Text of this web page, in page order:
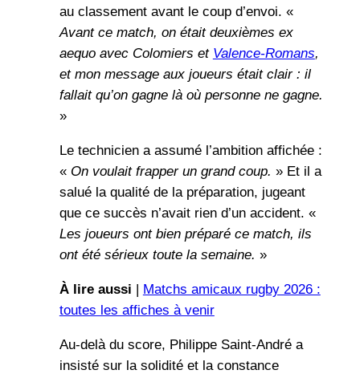
au classement avant le coup d’envoi. «
Avant ce match, on était deuxièmes ex
aequo avec Colomiers et Valence-Romans,
et mon message aux joueurs était clair : il
fallait qu’on gagne là où personne ne gagne.
»
Le technicien a assumé l’ambition affichée :
« On voulait frapper un grand coup. » Et il a
salué la qualité de la préparation, jugeant
que ce succès n’avait rien d’un accident. «
Les joueurs ont bien préparé ce match, ils
ont été sérieux toute la semaine. »
À lire aussi | Matchs amicaux rugby 2026 :
toutes les affiches à venir
Au-delà du score, Philippe Saint-André a
insisté sur la solidité et la constance